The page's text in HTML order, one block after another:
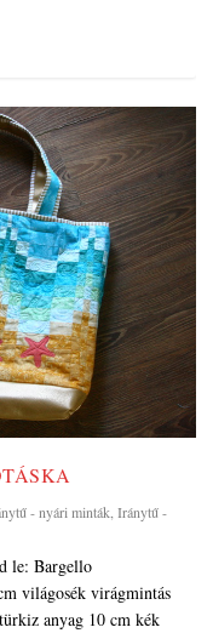
- nyári minták,Iránytű -
le: Bargello
világosék virágmintás
anyag 10 cm kék